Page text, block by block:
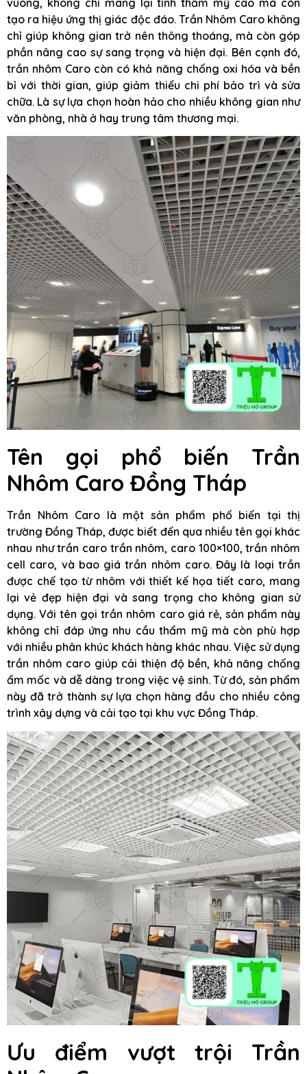
tạo ra hiệu ứng thị giác độc đáo. Trần Nhôm Caro không
chỉ giúp không gian trở nên thông thoáng, mà còn góp
phần nâng cao sự sang trọng và hiện đại. Bên cạnh đó,
trần nhôm Caro còn có khả năng chống oxi hóa và bền
bỉ với thời gian, giúp giảm thiểu chi phí bảo trì và sửa
chữa. Là sự lựa chọn hoàn hảo cho nhiều không gian như
văn phòng, nhà ở hay trung tâm thương mại.
Tên gọi phổ biến Trần
Nhôm Caro Đồng Tháp
Trần Nhôm Caro là một sản phẩm phổ biến tại thị
trường Đồng Tháp, được biết đến qua nhiều tên gọi khác
nhau như trần caro trần nhôm, caro 100×100, trần nhôm
cell caro, và bao giá trần nhôm caro. Đây là loại trần
được chế tạo từ nhôm với thiết kế họa tiết caro, mang
lại vẻ đẹp hiện đại và sang trọng cho không gian sử
dụng. Với tên gọi trần nhôm caro giá rẻ, sản phẩm này
không chỉ đáp ứng nhu cầu thẩm mỹ mà còn phù hợp
với nhiều phân khúc khách hàng khác nhau. Việc sử dụng
trần nhôm caro giúp cải thiện độ bền, khả năng chống
ẩm mốc và dễ dàng trong việc vệ sinh. Từ đó, sản phẩm
này đã trở thành sự lựa chọn hàng đầu cho nhiều công
trình xây dựng và cải tạo tại khu vực Đồng Tháp.
Ưu điểm vượt trội Trần